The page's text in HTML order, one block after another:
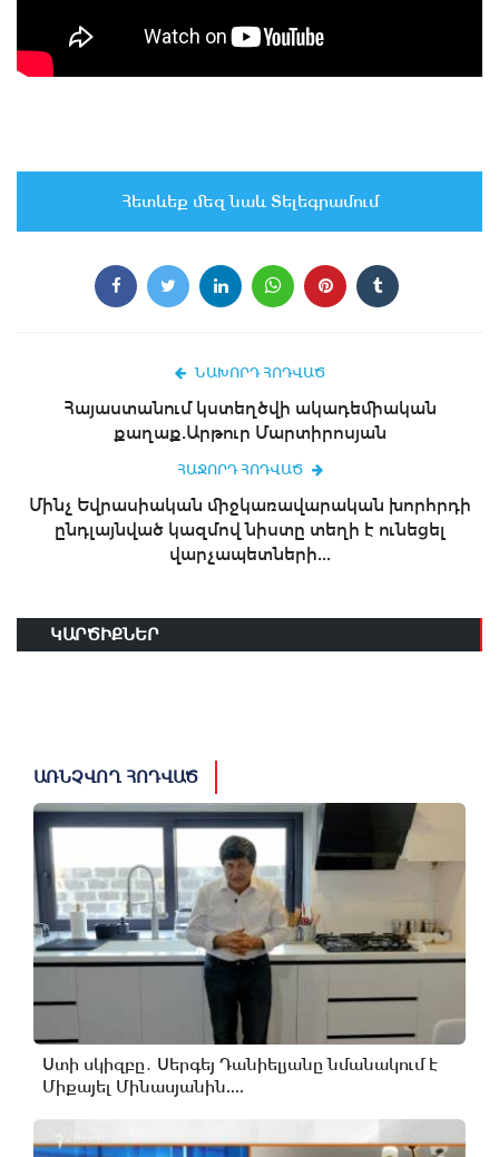
Հետևեք մեզ նաև Տելեգրամում
ՆԱԽՈՐԴ ՀՈԴՎԱԾ
Հայաստանում կստեղծվի ակադեմիական
քաղաք.Արթուր Մարտիրոսյան
ՀԱՋՈՐԴ ՀՈԴՎԱԾ
Մինչ Եվրասիական միջկառավարական խորհրդի
ընդլայնված կազմով նիստը տեղի է ունեցել
վարչապետների...
ԿԱՐԾԻՔՆԵՐ
ԱՌՆՉՎՈՂ ՀՈԴՎԱԾ
Ստի սկիզբը․ Սերգեյ Դանիելյանը նմանակում է
Միքայել Մինասյանին....